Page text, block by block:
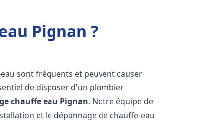
Pignan ?
sont fréquents et peuvent causer
de disposer d'un plombier
chauffe eau Pignan. Notre équipe de
et le dépannage de chauffe-eau